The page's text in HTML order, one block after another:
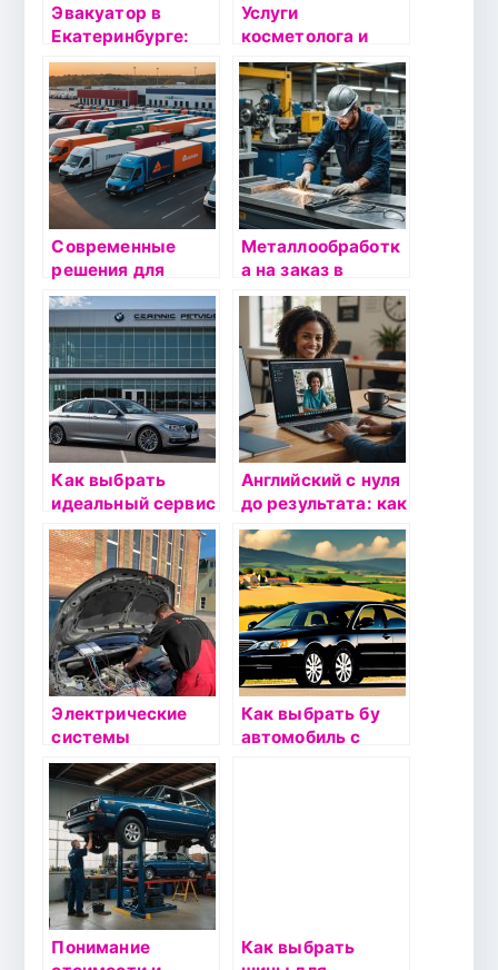
Эвакуатор в
Екатеринбурге:
Надёжные услуги
по доступной цене
Услуги
косметолога и
консультации
дерматолога по
выгодной
стоимости в
Екатеринбурге —
косметологическа
я клиника
Эстевита
Современные
решения для
автодоставки: как
выбрать
надежного
партнера
Металлообработк
а на заказ в
Москве: Как
выбрать
надежного
партнера
Как выбрать
идеальный сервис
для вашего BMW:
советы и
рекомендации
Английский с нуля
до результата: как
достичь цели
вместе с ONLINE
CLASS.BY
Электрические
системы
автомобилей: Как
выбрать
автоэлектрика и
не ошибиться
Как выбрать бу
автомобиль с
Понимание
Как выбрать